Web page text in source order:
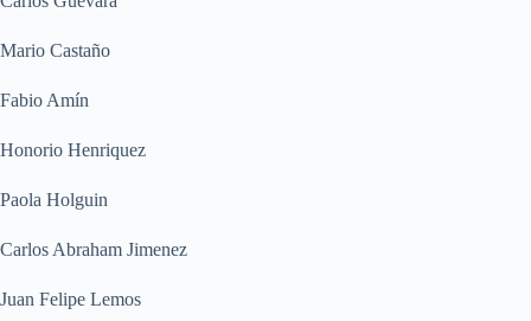
Mario Castaño
Fabio Amín
Honorio Henriquez
Paola Holguin
Carlos Abraham Jimenez
Juan Felipe Lemos